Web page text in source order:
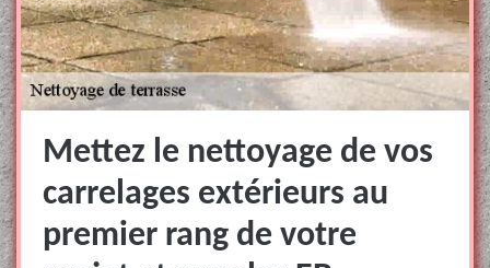
Mettez le nettoyage de vos
carrelages extérieurs au
premier rang de votre